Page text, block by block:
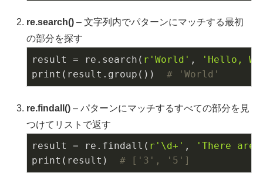
re.search() – 文字列内でパターンにマッチする最初
の部分を探す
result = re.search( r'World' ,
'Hello,
print(result.group()) # 'World'
re.findall() – パターンにマッチするすべての部分を見
つけてリストで返す
result = re.findall( r'\d+' ,
'There are
print(result) # ['3', '5']